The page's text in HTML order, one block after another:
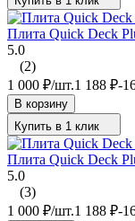
Плита Quick Deck
5.0
(2)
1 000 ₽/шт.1 188 ₽-
В корзину
Купить в 1 клик
Плита Quick Deck
5.0
(3)
1 000 ₽/шт.1 188 ₽-